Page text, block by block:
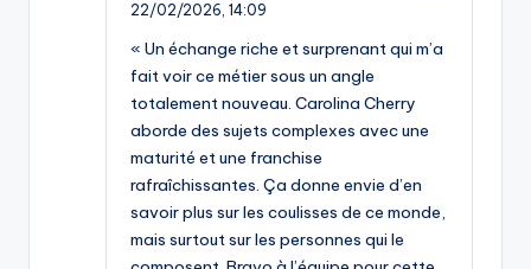
22/02/2026, 14:09
« Un échange riche et surprenant qui m’a
fait voir ce métier sous un angle
totalement nouveau. Carolina Cherry
aborde des sujets complexes avec une
maturité et une franchise
rafraîchissantes. Ça donne envie d’en
savoir plus sur les coulisses de ce monde,
mais surtout sur les personnes qui le